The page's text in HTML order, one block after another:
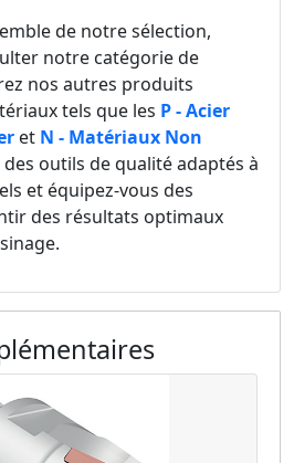
de notre sélection,
notre catégorie de
nos autres produits
tels que les P - Acier
et N - Matériaux Non
outils de qualité adaptés à
et équipez-vous des
des résultats optimaux